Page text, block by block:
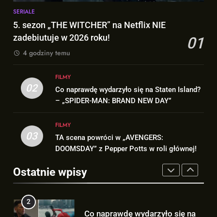
1
Netflix NIE zadebiutuje w 2026
roku!
SERIALE
Staten Island? – „SPIDER-MAN:
BRAND NEW DAY”
FILMY
3
TA scena powróci w
Pepper Potts w roli głównej!
FILMY
4
Znamy szczegóły sceny z
SERIALE
5. sezon „THE WITCHER” na Netflix NIE
zadebiutuje w 2026 roku!
01
4 godziny temu
02
FILMY
Co naprawdę wydarzyło się na Staten Island?
– „SPIDER-MAN: BRAND NEW DAY”
03
FILMY
TA scena powróci w „AVENGERS:
DOOMSDAY” z Pepper Potts w roli głównej!
Ostatnie wpisy
8
Znamy szczegóły roli
Deadpoola Ryan Reynoldsa w
5. sezon „THE WITCHER” na
Netflix NIE zadebiutuje w 2026
2
Co naprawdę wydarzyło się na
Staten Island? – „SPIDER-MAN:
BRAND NEW DAY”
FILMY
3
TA scena powróci w